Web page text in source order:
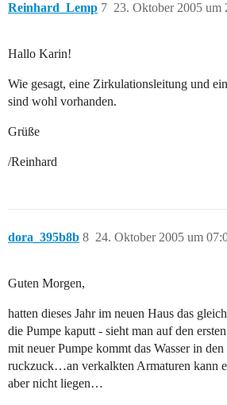
Reinhard_Lemp 23. Oktober 2005 um
7
Hallo Karin!
Wie gesagt, eine Zirkulationsleitung und
sind wohl vorhanden.
Grüße
/Reinhard
dora_395b8b 24. Oktober 2005 um
8
Guten Morgen,
hatten dieses Jahr im neuen Haus das
die Pumpe kaputt - sieht man auf den
mit neuer Pumpe kommt das Wasser in
ruckzuck…an verkalkten Armaturen kann
aber nicht liegen…